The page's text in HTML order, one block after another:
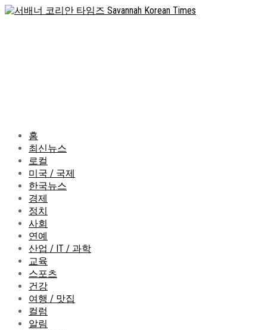
홈
최신뉴스
로컬
미국 / 국제
한국뉴스
경제
정치
사회
연예
산업 / IT / 과학
교육
스포츠
건강
여행 / 맛집
컬럼
알림